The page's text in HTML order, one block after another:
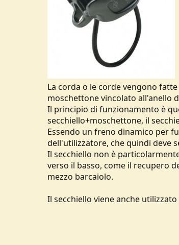
La corda o le corde vengono
moschettone vincolato all'anello
Il principio di funzionamento è
secchiello+moschettone, il
Essendo un freno dinamico per
dell'utilizzatore, che quindi deve
Il secchiello non è
verso il basso, come il recupero
mezzo barcaiolo.
Il secchiello viene anche